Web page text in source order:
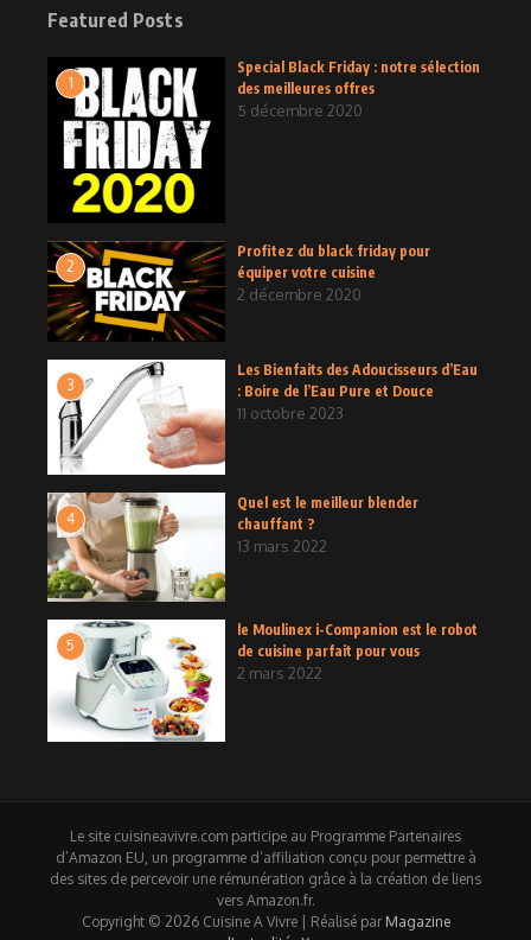
Featured Posts
1
Special Black Friday : notre sélection
des meilleures offres
5 décembre 2020
2
Profitez du black friday pour
équiper votre cuisine
2 décembre 2020
3
Les Bienfaits des Adoucisseurs d’Eau
: Boire de l’Eau Pure et Douce
11 octobre 2023
4
Quel est le meilleur blender
chauffant ?
13 mars 2022
5
le Moulinex i-Companion est le robot
de cuisine parfait pour vous
2 mars 2022
Le site cuisineavivre.com participe au Programme Partenaires
d’Amazon EU, un programme d’affiliation conçu pour permettre à
des sites de percevoir une rémunération grâce à la création de liens
vers Amazon.fr.
Copyright © 2026 Cuisine A Vivre | Réalisé par Magazine